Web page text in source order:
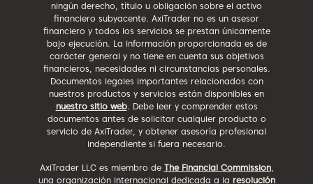
ningún derecho, título u obligación sobre el activo
financiero subyacente. AxiTrader no es un asesor
financiero y todos los servicios se prestan únicamente
bajo ejecución. La información proporcionada es de
carácter general y no tiene en cuenta sus objetivos
financieros, necesidades ni circunstancias personales.
Documentos legales importantes relacionados con
nuestros productos y servicios están disponibles en
nuestro sitio web. Debe leer y comprender estos
documentos antes de solicitar cualquier producto o
servicio de AxiTrader, y obtener asesoría profesional
independiente si fuera necesario.
AxiTrader LLC es miembro de The Financial Commission,
una organización internacional dedicada a la resolución